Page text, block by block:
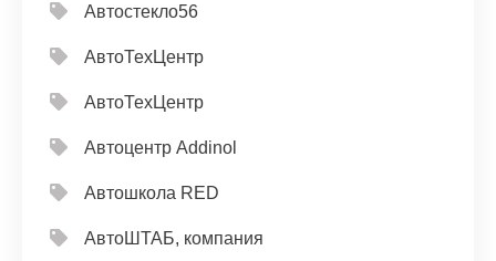
Автостекло56
АвтоТехЦентр
АвтоТехЦентр
Автоцентр Addinol
Автошкола RED
АвтоШТАБ, компания